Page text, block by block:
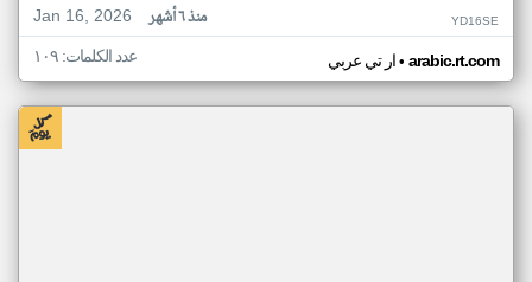
Jan 16, 2026
منذ ٦ أشهر YD16SE
ار تي عربي• arabic.rt.com عدد الكلمات: ١٠٩